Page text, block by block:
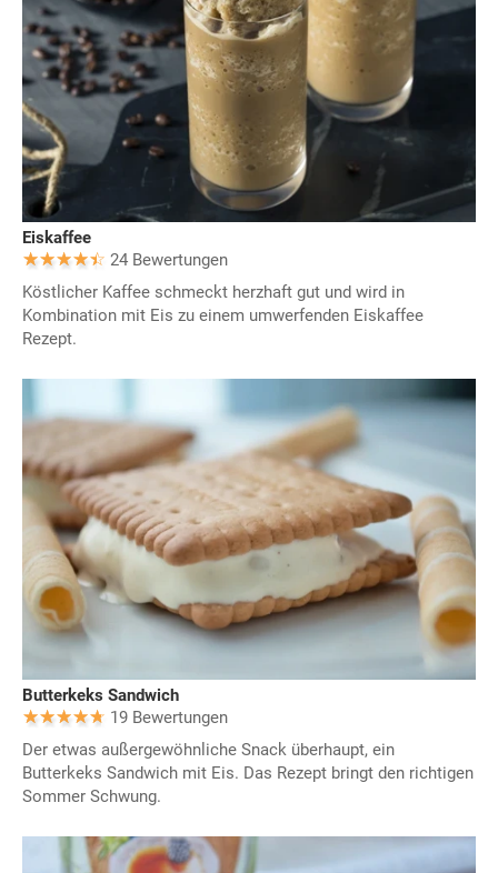
Eiskaffee
24 Bewertungen
Köstlicher Kaffee schmeckt herzhaft gut und wird in
Kombination mit Eis zu einem umwerfenden Eiskaffee
Rezept.
Butterkeks Sandwich
19 Bewertungen
Der etwas außergewöhnliche Snack überhaupt, ein
Butterkeks Sandwich mit Eis. Das Rezept bringt den richtigen
Sommer Schwung.